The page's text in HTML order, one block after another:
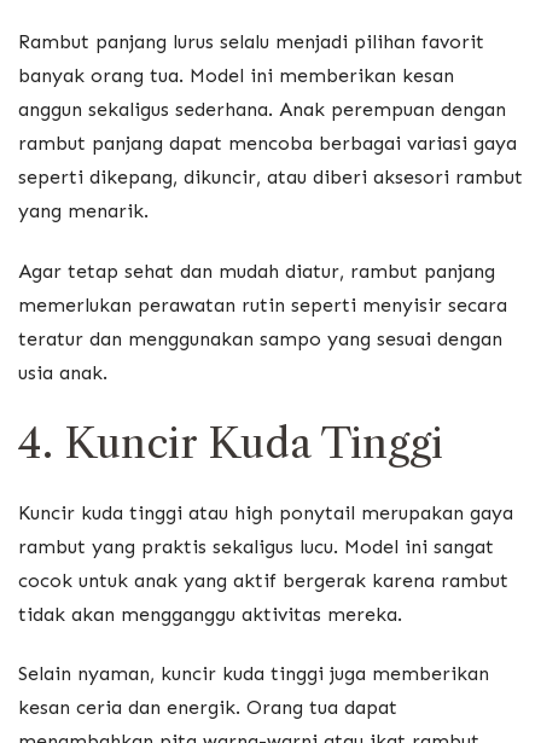
Rambut panjang lurus selalu menjadi pilihan favorit
banyak orang tua. Model ini memberikan kesan
anggun sekaligus sederhana. Anak perempuan dengan
rambut panjang dapat mencoba berbagai variasi gaya
seperti dikepang, dikuncir, atau diberi aksesori rambut
yang menarik.
Agar tetap sehat dan mudah diatur, rambut panjang
memerlukan perawatan rutin seperti menyisir secara
teratur dan menggunakan sampo yang sesuai dengan
usia anak.
4. Kuncir Kuda Tinggi
Kuncir kuda tinggi atau high ponytail merupakan gaya
rambut yang praktis sekaligus lucu. Model ini sangat
cocok untuk anak yang aktif bergerak karena rambut
tidak akan mengganggu aktivitas mereka.
Selain nyaman, kuncir kuda tinggi juga memberikan
kesan ceria dan energik. Orang tua dapat